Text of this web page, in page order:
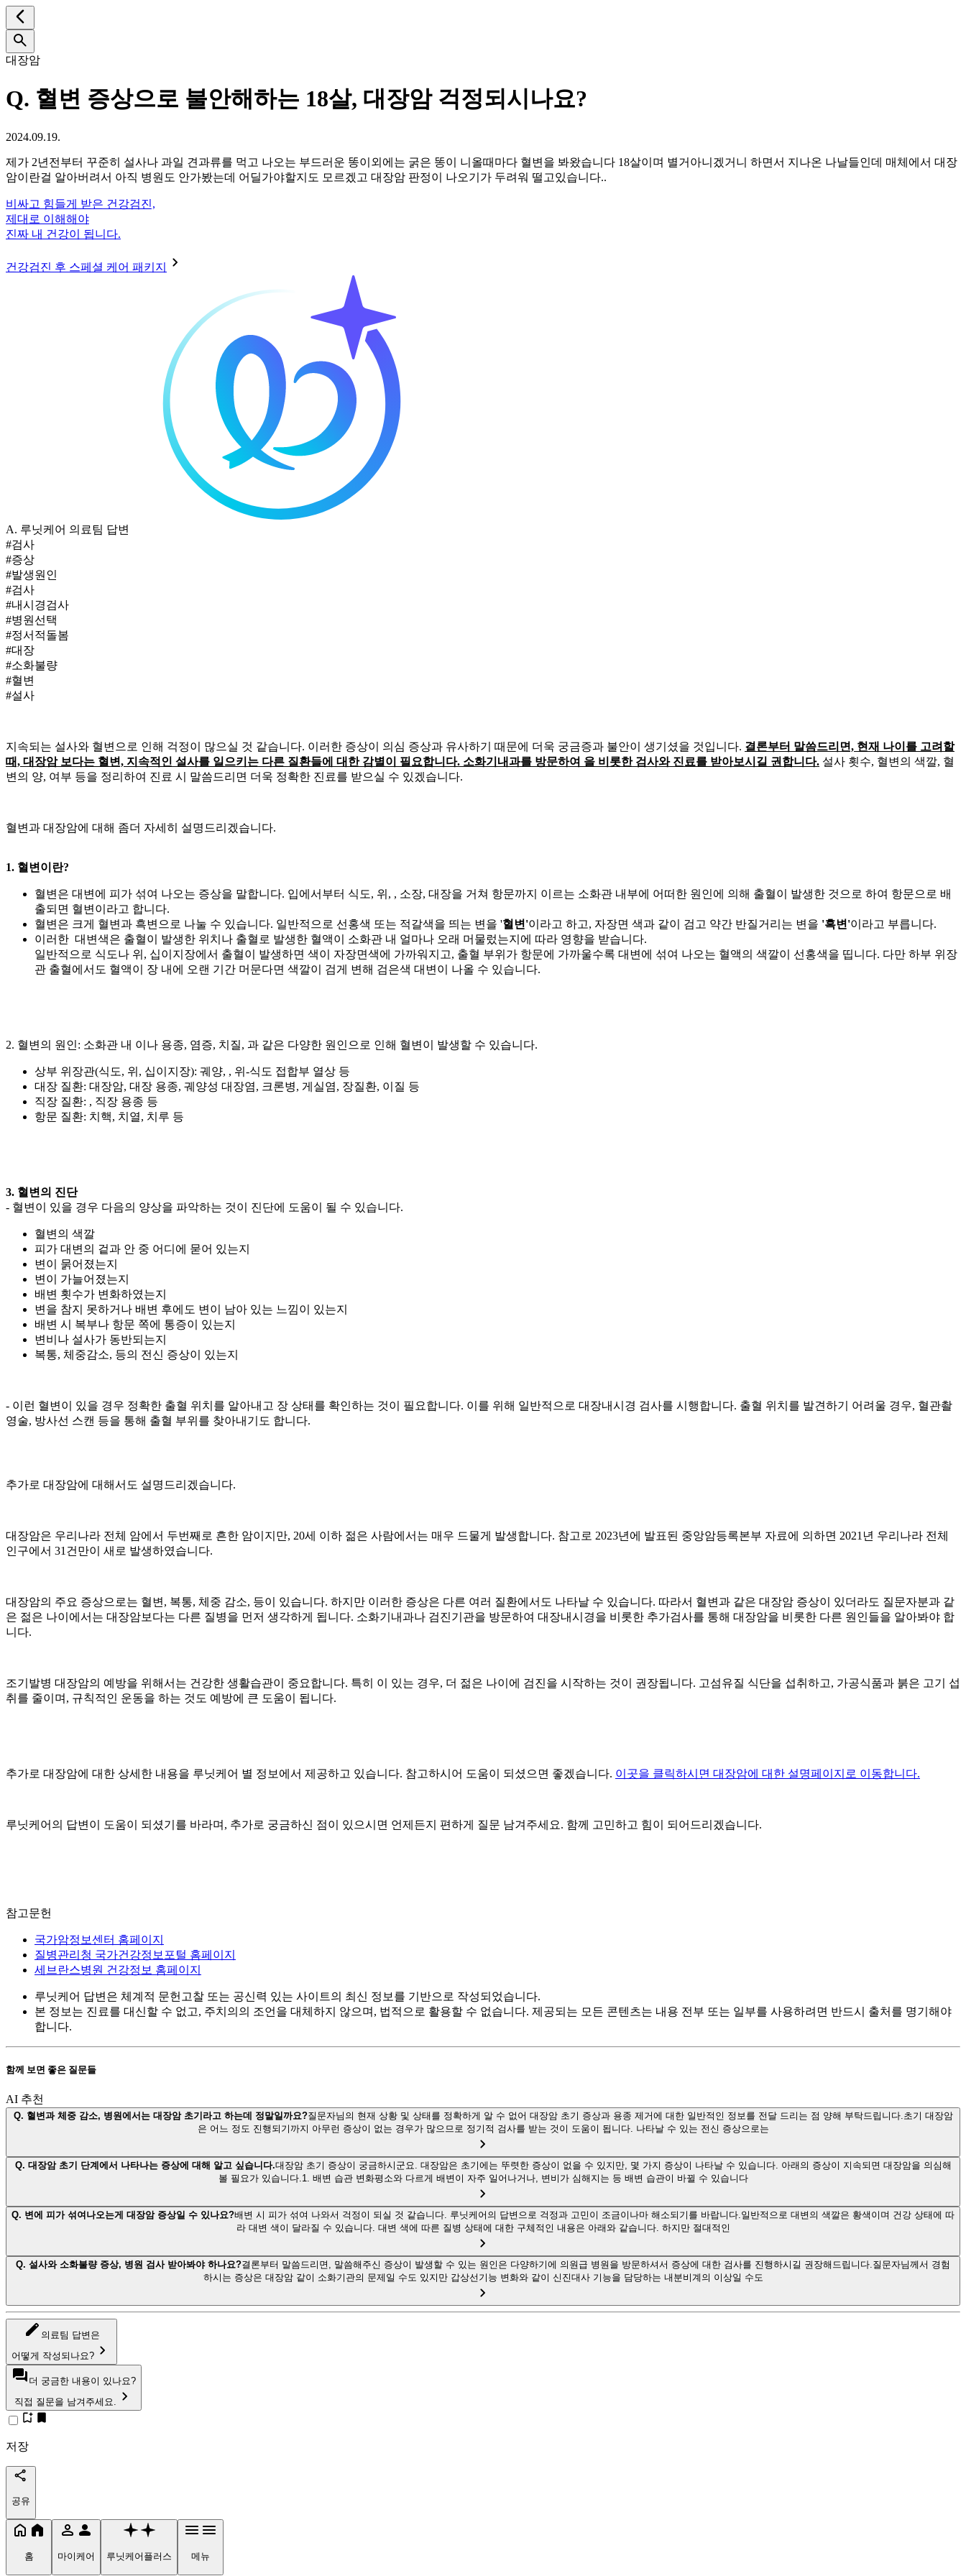
대장암
Q. 혈변 증상으로 불안해하는 18살, 대장암 걱정되시나요?
2024.09.19.
제가 2년전부터 꾸준히 설사나 과일 견과류를 먹고 나오는 부드러운 똥이외에는 굵은 똥이 니올때마다 혈변을 봐왔습니다 18살이며 별거아니겠거니 하면서 지나온 나날들인데 매체에서 대장
암이란걸 알아버려서 아직 병원도 안가봤는데 어딜가야할지도 모르겠고 대장암 판정이 나오기가 두려워 떨고있습니다..
비싸고 힘들게 받은 건강검진,
제대로 이해해야
진짜 내 건강이 됩니다.
건강검진 후 스페셜 케어 패키지
A. 루닛케어 의료팀 답변
#검사
#증상
#발생원인
#검사
#내시경검사
#병원선택
#정서적돌봄
#대장
#소화불량
#혈변
#설사
지속되는 설사와 혈변으로 인해 걱정이 많으실 것 같습니다. 이러한 증상이 의심 증상과 유사하기 때문에 더욱 궁금증과 불안이 생기셨을 것입니다. 결론부터 말씀드리면, 현재 나이를 고려할
때, 대장암 보다는 혈변, 지속적인 설사를 일으키는 다른 질환들에 대한 감별이 필요합니다. 소화기내과를 방문하여 을 비롯한 검사와 진료를 받아보시길 권합니다. 설사 횟수, 혈변의 색깔, 혈
변의 양, 여부 등을 정리하여 진료 시 말씀드리면 더욱 정확한 진료를 받으실 수 있겠습니다.
혈변과 대장암에 대해 좀더 자세히 설명드리겠습니다.
1. 혈변이란?
혈변은 대변에 피가 섞여 나오는 증상을 말합니다. 입에서부터 식도, 위, , 소장, 대장을 거쳐 항문까지 이르는 소화관 내부에 어떠한 원인에 의해 출혈이 발생한 것으로 하여 항문으로 배
출되면 혈변이라고 합니다.
혈변은 크게 혈변과 흑변으로 나눌 수 있습니다. 일반적으로 선홍색 또는 적갈색을 띄는 변을 '혈변'이라고 하고, 자장면 색과 같이 검고 약간 반질거리는 변을 '흑변'이라고 부릅니다.
이러한 대변색은 출혈이 발생한 위치나 출혈로 발생한 혈액이 소화관 내 얼마나 오래 머물렀는지에 따라 영향을 받습니다.
일반적으로 식도나 위, 십이지장에서 출혈이 발생하면 색이 자장면색에 가까워지고, 출혈 부위가 항문에 가까울수록 대변에 섞여 나오는 혈액의 색깔이 선홍색을 띱니다. 다만 하부 위장
관 출혈에서도 혈액이 장 내에 오랜 기간 머문다면 색깔이 검게 변해 검은색 대변이 나올 수 있습니다.
2. 혈변의 원인: 소화관 내 이나 용종, 염증, 치질, 과 같은 다양한 원인으로 인해 혈변이 발생할 수 있습니다.
상부 위장관(식도, 위, 십이지장): 궤양, , 위-식도 접합부 열상 등
대장 질환: 대장암, 대장 용종, 궤양성 대장염, 크론병, 게실염, 장질환, 이질 등
직장 질환: , 직장 용종 등
항문 질환: 치핵, 치열, 치루 등
3. 혈변의 진단
- 혈변이 있을 경우 다음의 양상을 파악하는 것이 진단에 도움이 될 수 있습니다.
혈변의 색깔
피가 대변의 겉과 안 중 어디에 묻어 있는지
변이 묽어졌는지
변이 가늘어졌는지
배변 횟수가 변화하였는지
변을 참지 못하거나 배변 후에도 변이 남아 있는 느낌이 있는지
배변 시 복부나 항문 쪽에 통증이 있는지
변비나 설사가 동반되는지
복통, 체중감소, 등의 전신 증상이 있는지
- 이런 혈변이 있을 경우 정확한 출혈 위치를 알아내고 장 상태를 확인하는 것이 필요합니다. 이를 위해 일반적으로 대장내시경 검사를 시행합니다. 출혈 위치를 발견하기 어려울 경우, 혈관촬
영술, 방사선 스캔 등을 통해 출혈 부위를 찾아내기도 합니다.
추가로 대장암에 대해서도 설명드리겠습니다.
대장암은 우리나라 전체 암에서 두번째로 흔한 암이지만, 20세 이하 젊은 사람에서는 매우 드물게 발생합니다. 참고로 2023년에 발표된 중앙암등록본부 자료에 의하면 2021년 우리나라 전체
인구에서 31건만이 새로 발생하였습니다.
대장암의 주요 증상으로는 혈변, 복통, 체중 감소, 등이 있습니다. 하지만 이러한 증상은 다른 여러 질환에서도 나타날 수 있습니다. 따라서 혈변과 같은 대장암 증상이 있더라도 질문자분과 같
은 젊은 나이에서는 대장암보다는 다른 질병을 먼저 생각하게 됩니다. 소화기내과나 검진기관을 방문하여 대장내시경을 비롯한 추가검사를 통해 대장암을 비롯한 다른 원인들을 알아봐야 합
니다.
조기발병 대장암의 예방을 위해서는 건강한 생활습관이 중요합니다. 특히 이 있는 경우, 더 젊은 나이에 검진을 시작하는 것이 권장됩니다. 고섬유질 식단을 섭취하고, 가공식품과 붉은 고기 섭
취를 줄이며, 규칙적인 운동을 하는 것도 예방에 큰 도움이 됩니다.
추가로 대장암에 대한 상세한 내용을 루닛케어 별 정보에서 제공하고 있습니다. 참고하시어 도움이 되셨으면 좋겠습니다. 이곳을 클릭하시면 대장암에 대한 설명페이지로 이동합니다.
루닛케어의 답변이 도움이 되셨기를 바라며, 추가로 궁금하신 점이 있으시면 언제든지 편하게 질문 남겨주세요. 함께 고민하고 힘이 되어드리겠습니다.
참고문헌
국가암정보센터 홈페이지
질병관리청 국가건강정보포털 홈페이지
세브란스병원 건강정보 홈페이지
루닛케어 답변은 체계적 문헌고찰 또는 공신력 있는 사이트의 최신 정보를 기반으로 작성되었습니다.
본 정보는 진료를 대신할 수 없고, 주치의의 조언을 대체하지 않으며, 법적으로 활용할 수 없습니다. 제공되는 모든 콘텐츠는 내용 전부 또는 일부를 사용하려면 반드시 출처를 명기해야
합니다.
함께 보면 좋은 질문들
AI 추천
Q. 혈변과 체중 감소, 병원에서는 대장암 초기라고 하는데 정말일까요?질문자님의 현재 상황 및 상태를 정확하게 알 수 없어 대장암 초기 증상과 용종 제거에 대한 일반적인 정보를 전달 드리는 점 양해 부탁드립니다.초기 대장암
은 어느 정도 진행되기까지 아무런 증상이 없는 경우가 많으므로 정기적 검사를 받는 것이 도움이 됩니다. 나타날 수 있는 전신 증상으로는
Q. 대장암 초기 단계에서 나타나는 증상에 대해 알고 싶습니다.대장암 초기 증상이 궁금하시군요. 대장암은 초기에는 뚜렷한 증상이 없을 수 있지만, 몇 가지 증상이 나타날 수 있습니다. 아래의 증상이 지속되면 대장암을 의심해
볼 필요가 있습니다.1. 배변 습관 변화평소와 다르게 배변이 자주 일어나거나, 변비가 심해지는 등 배변 습관이 바뀔 수 있습니다
Q. 변에 피가 섞여나오는게 대장암 증상일 수 있나요?배변 시 피가 섞여 나와서 걱정이 되실 것 같습니다. 루닛케어의 답변으로 걱정과 고민이 조금이나마 해소되기를 바랍니다.일반적으로 대변의 색깔은 황색이며 건강 상태에 따
라 대변 색이 달라질 수 있습니다. 대변 색에 따른 질병 상태에 대한 구체적인 내용은 아래와 같습니다. 하지만 절대적인
Q. 설사와 소화불량 증상, 병원 검사 받아봐야 하나요?결론부터 말씀드리면, 말씀해주신 증상이 발생할 수 있는 원인은 다양하기에 의원급 병원을 방문하셔서 증상에 대한 검사를 진행하시길 권장해드립니다.질문자님께서 경험
하시는 증상은 대장암 같이 소화기관의 문제일 수도 있지만 갑상선기능 변화와 같이 신진대사 기능을 담당하는 내분비계의 이상일 수도
의료팀 답변은
어떻게 작성되나요?
더 궁금한 내용이 있나요?
직접 질문을 남겨주세요.
저장
공유
홈 마이케어 루닛케어플러스 메뉴